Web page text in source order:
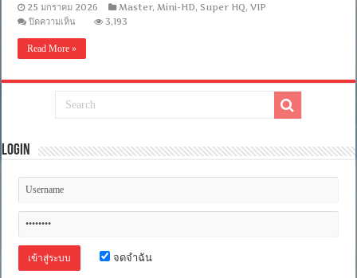
25 มกราคม 2026 Master, Mini-HD,Super HQ,VIP
ปิดความเห็น
HQ]
Mass
อาชญากร
[เสียง
อังกฤษ
5.1
Ray
3,193
Read More »
Login
จดจำฉัน